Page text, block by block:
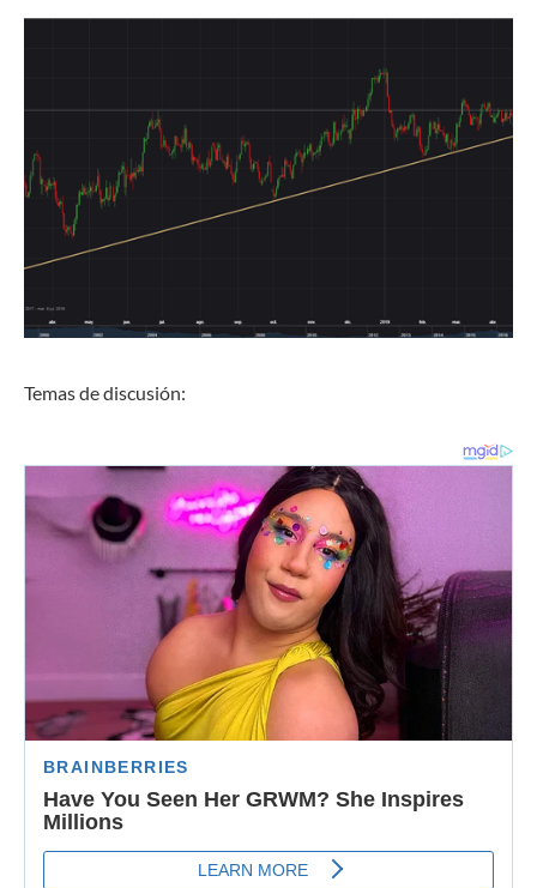
Temas de discusión: